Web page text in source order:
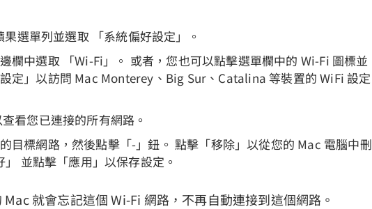
選單列並選取 「系統偏好設定」。
欄中選取 「Wi-Fi」。 或者，您也可以點擊選單欄中的 Wi-Fi 圖標並
定」以訪問 Mac Monterey、Big Sur、Catalina 等裝置的 WiFi 設定
看您已連接的所有網路。
目標網路，然後點擊「-」鈕。 點擊「移除」以從您的 Mac 電腦中刪
並點擊「應用」以保存設定。
就會忘記這個 Wi-Fi 網路，不再自動連接到這個網路。